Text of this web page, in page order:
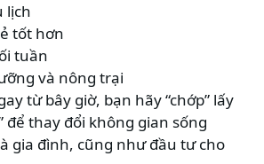
lịch
tốt hơn
tuần
và nông trại
từ bây giờ, bạn hãy “chớp” lấy
để thay đổi không gian sống
gia đình, cũng như đầu tư cho